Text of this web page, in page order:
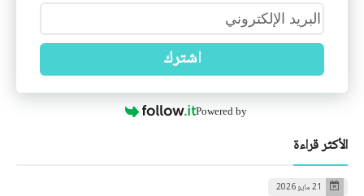
اشترك
Powered by
الأكثر قراءة
21 مايو 2026